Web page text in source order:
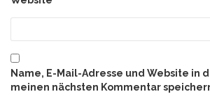
Name, E-Mail-Adresse und Website in
meinen nächsten Kommentar